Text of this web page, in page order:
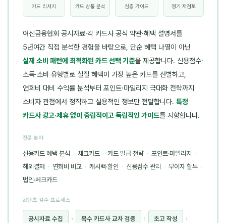
카드 리서치 카드 상품 분석 심층 가이드 정기 재검토
여신금융협회 공시자료·각 카드사 공식 약관·혜택 설명서를
5년여간 직접 분석한 경험을 바탕으로, 단순 혜택 나열이 아닌
실제 소비 패턴에 최적화된 카드 선택 기준을 제공합니다. 신용점수·
소득·소비 유형별로 실질 혜택이 가장 높은 카드를 선별하고,
연회비 대비 수익률 분석부터 포인트·마일리지 극대화 전략까지
소비자 관점에서 정직하고 실용적인 정보만 전달합니다. 특정
카드사 광고·제휴 없이 중립적이고 독립적인 가이드를 지향합니다.
전문 분야
신용카드 혜택 분석 · 체크카드 · 카드 발급 전략 · 포인트·마일리지 ·
해외결제 · 연회비 비교 · 캐시백·할인 · 신용점수 관리 · 무이자 할부 ·
법인·체크카드
콘텐츠 검수 프로세스
공시자료 수집 › 복수 카드사 교차 검증 › 초고 작성 ›